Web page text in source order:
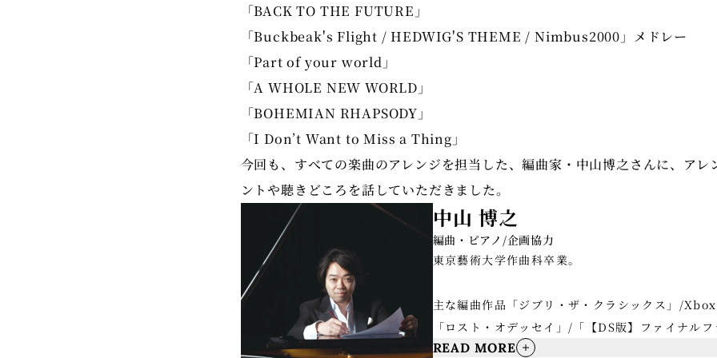
「BACK TO THE FUTURE」
「Buckbeak's Flight / HEDWIG'S THEME / Nimbus2000」メドレー
「Part of your world」
「A WHOLE NEW WORLD」
「BOHEMIAN RHAPSODY」
「I Don’t Want to Miss a Thing」
今回も、すべての楽曲のアレンジを担当した、編曲家・中山博之さんに、アレ
ントや聴きどころを話していただきました。
中山 博之
編曲・ピアノ/企画協力
東京藝術大学作曲科卒業。
主な編曲作品「ジブリ・ザ・クラシックス」/
「ロスト・オデッセイ」/「【DS版】ファイナル
ング/「グイン サーガ」/「キングダムハーツ・ピ
READ MORE